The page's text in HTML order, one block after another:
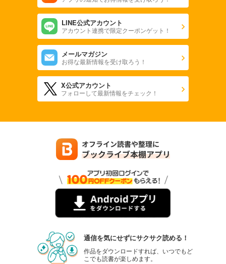
LINE公式アカウント
アカウント連携で限定クーポンゲット！
メールマガジン
お得な最新情報を受け取ろう！
X公式アカウント
フォローして最新情報をチェック！
通信を気にせずにサクサク読める！
作品をダウンロードすれば、いつでもど
こでも読書が楽しめます。